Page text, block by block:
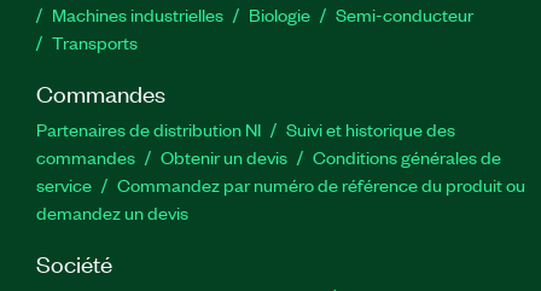
Machines industrielles
Biologie
Semi-conducteur
Transports
Commandes
Partenaires de distribution NI
Suivi et historique des
commandes
Obtenir un devis
Conditions générales de
service
Commandez par numéro de référence du produit ou
demandez un devis
Société